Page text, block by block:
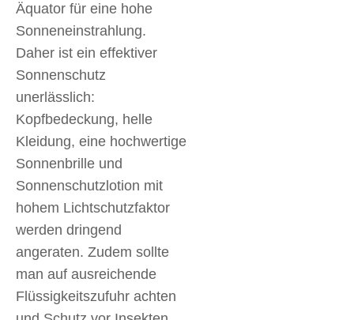
Äquator für eine hohe
Sonneneinstrahlung.
Daher ist ein effektiver
Sonnenschutz
unerlässlich:
Kopfbedeckung, helle
Kleidung, eine hochwertige
Sonnenbrille und
Sonnenschutzlotion mit
hohem Lichtschutzfaktor
werden dringend
angeraten. Zudem sollte
man auf ausreichende
Flüssigkeitszufuhr achten